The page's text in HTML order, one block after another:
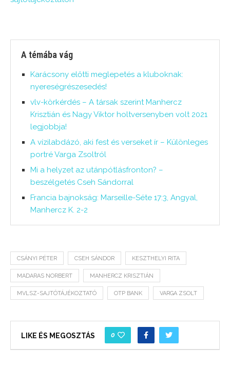
A témába vág
Karácsony előtti meglepetés a kluboknak:
nyereségrészesedés!
vlv-körkérdés – A társak szerint Manhercz
Krisztián és Nagy Viktor holtversenyben volt 2021
legjobbja!
A vízilabdázó, aki fest és verseket ír – Különleges
portré Varga Zsoltról
Mi a helyzet az utánpótlásfronton? –
beszélgetés Cseh Sándorral
Francia bajnokság: Marseille-Séte 17:3, Angyal,
Manhercz K. 2-2
CSÁNYI PÉTER CSEH SÁNDOR KESZTHELYI RITA
MADARAS NORBERT MANHERCZ KRISZTIÁN
MVLSZ-SAJTÓTÁJÉKOZTATÓ OTP BANK VARGA ZSOLT
LIKE ÉS MEGOSZTÁS 0